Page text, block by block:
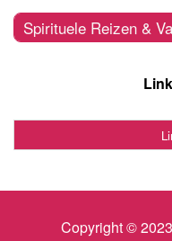
Spirituele Reizen &
Copyright ©